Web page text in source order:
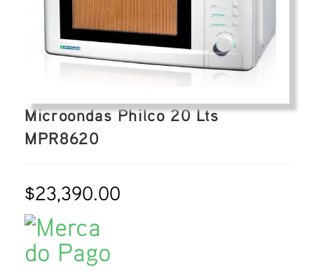
Microondas Philco 20 Lts
MPR8620
$23,390.00